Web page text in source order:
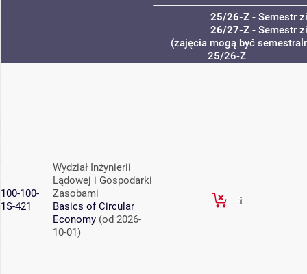
25/26-Z - Semestr
26/27-Z - Semestr
(zajęcia mogą być
25/26-Z
100-100-
1S-421
Wydział Inżynierii
Lądowej i Gospodarki
Zasobami
Basics of Circular
Economy (od 2026-
10-01)